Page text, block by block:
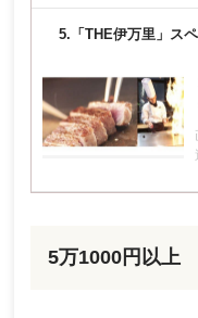
5. 「THE伊万里」ス
5万1000円以上